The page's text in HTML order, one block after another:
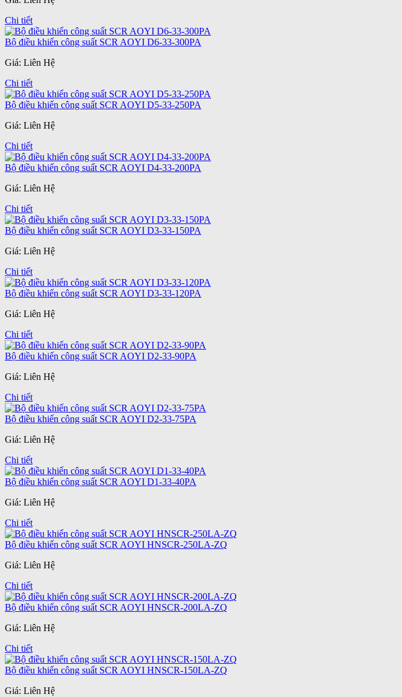
Chi tiết
Bộ điều khiến công suất SCR AOYI D6-33-300PA
Giá: Liên Hệ
Chi tiết
Bộ điều khiến công suất SCR AOYI D5-33-250PA
Giá: Liên Hệ
Chi tiết
Bộ điều khiến công suất SCR AOYI D4-33-200PA
Giá: Liên Hệ
Chi tiết
Bộ điều khiến công suất SCR AOYI D3-33-150PA
Giá: Liên Hệ
Chi tiết
Bộ điều khiến công suất SCR AOYI D3-33-120PA
Giá: Liên Hệ
Chi tiết
Bộ điều khiến công suất SCR AOYI D2-33-90PA
Giá: Liên Hệ
Chi tiết
Bộ điều khiến công suất SCR AOYI D2-33-75PA
Giá: Liên Hệ
Chi tiết
Bộ điều khiến công suất SCR AOYI D1-33-40PA
Giá: Liên Hệ
Chi tiết
Bộ điều khiến công suất SCR AOYI HNSCR-250LA-ZQ
Giá: Liên Hệ
Chi tiết
Bộ điều khiến công suất SCR AOYI HNSCR-200LA-ZQ
Giá: Liên Hệ
Chi tiết
Bộ điều khiến công suất SCR AOYI HNSCR-150LA-ZQ
Giá: Liên Hệ